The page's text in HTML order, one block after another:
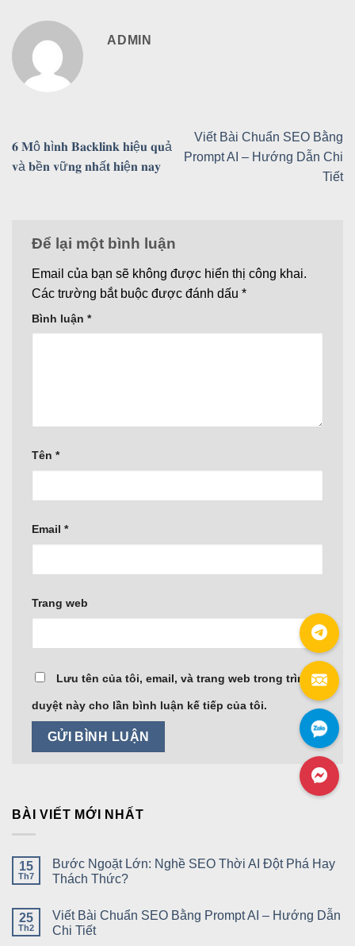
ADMIN
𝟔 𝐌ô 𝐡ì𝐧𝐡 𝐁𝐚𝐜𝐤𝐥𝐢𝐧𝐤 𝐡𝐢ệ𝐮 𝐪𝐮ả
𝐯à 𝐛ề𝐧 𝐯ữ𝐧𝐠 𝐧𝐡ấ𝐭 𝐡𝐢ệ𝐧 𝐧𝐚𝐲
Viết Bài Chuẩn SEO Bằng
Prompt AI – Hướng Dẫn Chi
Tiết
Để lại một bình luận
Email của bạn sẽ không được hiển thị công khai.
Các trường bắt buộc được đánh dấu *
Bình luận *
Tên *
Email *
Trang web
Lưu tên của tôi, email, và trang web trong trình
duyệt này cho lần bình luận kế tiếp của tôi.
BÀI VIẾT MỚI NHẤT
15
Th7
Bước Ngoặt Lớn: Nghề SEO Thời AI Đột Phá Hay
Thách Thức?
25
Th2
Viết Bài Chuẩn SEO Bằng Prompt AI – Hướng Dẫn
Chi Tiết